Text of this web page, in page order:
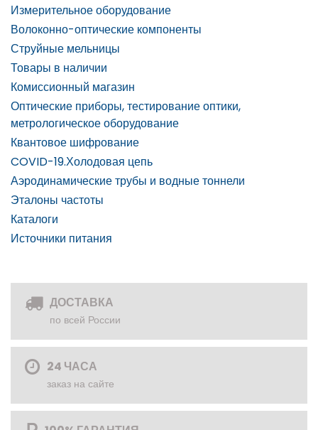
Измерительное оборудование
Волоконно-оптические компоненты
Струйные мельницы
Товары в наличии
Комиссионный магазин
Оптические приборы, тестирование оптики,
метрологическое оборудование
Квантовое шифрование
COVID-19.Холодовая цепь
Аэродинамические трубы и водные тоннели
Эталоны частоты
Каталоги
Источники питания
ДОСТАВКА
по всей России
24 ЧАСА
заказ на сайте